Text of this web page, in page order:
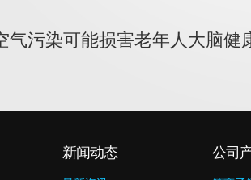
气污染可能损害老年人大脑健
新闻动态 公司